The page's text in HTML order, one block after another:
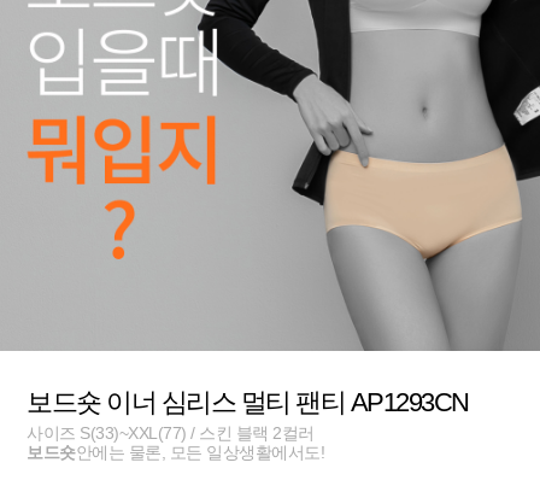
보드숏 이너 심리스 멀티 팬티 AP1293CN
사이즈 S(33)~XXL(77) / 스킨 블랙 2컬러
보드숏안에는 물론, 모든 일상생활에서도!